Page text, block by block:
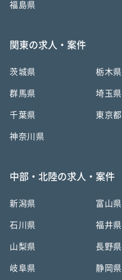
福島県
関東の求人・案件
茨城県 栃木県
群馬県 埼玉県
千葉県 東京都
神奈川県
中部・北陸の求人・案件
新潟県 富山県
石川県 福井県
山梨県 長野県
岐阜県 静岡県